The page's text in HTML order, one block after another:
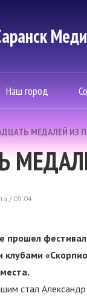
Наш город
МЕДАЛЕЙ ИЗ
/ 09:04
прошел
клубами
стал